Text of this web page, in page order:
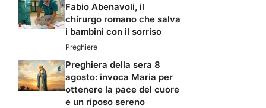
Fabio Abenavoli, il
chirurgo romano che salva
i bambini con il sorriso
Preghiere
Preghiera della sera 8
agosto: invoca Maria per
ottenere la pace del cuore
e un riposo sereno